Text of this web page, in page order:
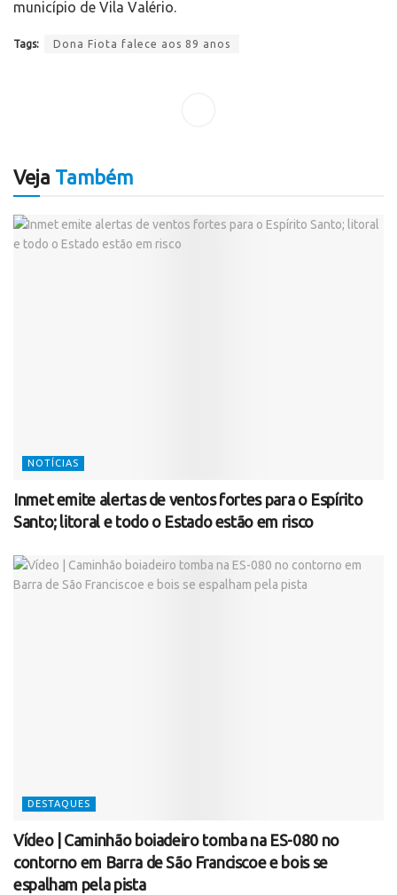
município de Vila Valério.
Tags: Dona Fiota falece aos 89 anos
Veja Também
NOTÍCIAS
Inmet emite alertas de ventos fortes para o Espírito
Santo; litoral e todo o Estado estão em risco
DESTAQUES
Vídeo | Caminhão boiadeiro tomba na ES-080 no
contorno em Barra de São Franciscoe e bois se
espalham pela pista